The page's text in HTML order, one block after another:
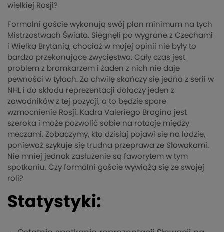
wielkiej Rosji?
Formalni goście wykonują swój plan minimum na tych
Mistrzostwach Świata. Sięgnęli po wygrane z Czechami
i Wielką Brytanią, chociaż w mojej opinii nie były to
bardzo przekonujące zwycięstwa. Cały czas jest
problem z bramkarzem i żaden z nich nie daje
pewności w tyłach. Za chwilę skończy się jedna z serii w
NHL i do składu reprezentacji dołączy jeden z
zawodników z tej pozycji, a to będzie spore
wzmocnienie Rosji. Kadra Valeriego Bragina jest
szeroka i może pozwolić sobie na rotacje między
meczami. Zobaczymy, kto dzisiaj pojawi się na lodzie,
ponieważ szykuje się trudna przeprawa ze Słowakami.
Nie mniej jednak zasłużenie są faworytem w tym
spotkaniu. Czy formalni goście wywiążą się ze swojej
roli?
Statystyki: